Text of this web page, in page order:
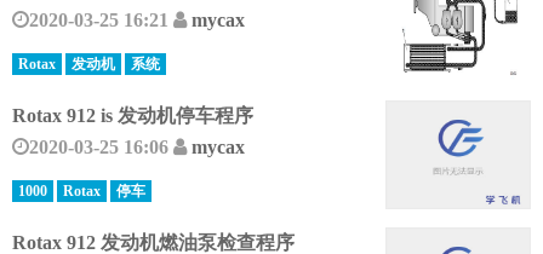
2020-03-25 16:21
mycax
Rotax 发动机 系统
Rotax 912 is 发动机停车程序
2020-03-25 16:06
mycax
1000 Rotax 停车
Rotax 912 发动机燃油泵检查程序